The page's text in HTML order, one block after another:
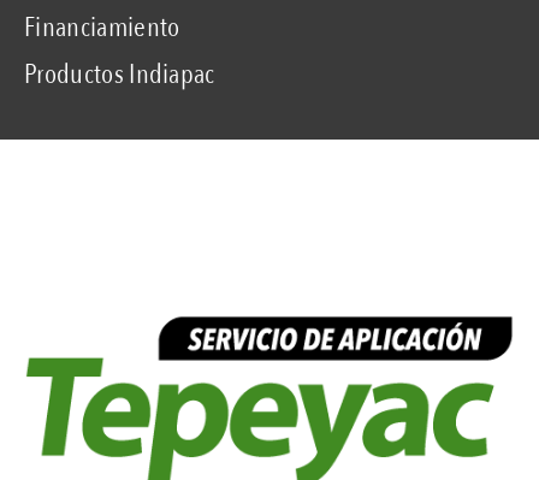
Financiamiento
Productos Indiapac